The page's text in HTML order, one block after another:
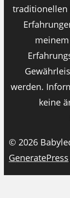
traditionellen
werden.
keine
© 2026
GeneratePress